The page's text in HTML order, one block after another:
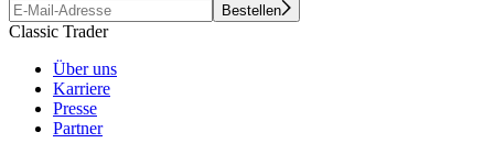
Bestellen
Classic Trader
Über uns
Karriere
Presse
Partner